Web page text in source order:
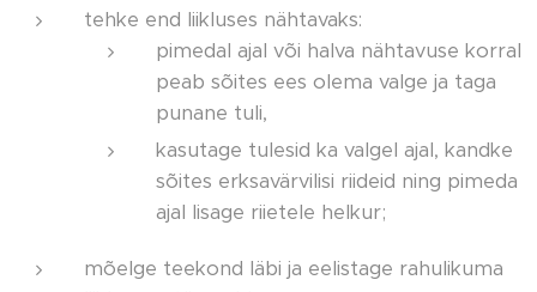
tehke end liikluses nähtavaks:
pimedal ajal või halva nähtavuse korral
peab sõites ees olema valge ja taga
punane tuli,
kasutage tulesid ka valgel ajal, kandke
sõites erksavärvilisi riideid ning pimeda
ajal lisage riietele helkur;
mõelge teekond läbi ja eelistage rahulikuma